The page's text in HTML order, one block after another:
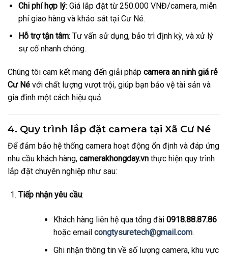
Chi phí hợp lý: Giá lắp đặt từ 250.000 VNĐ/camera, miễn
phí giao hàng và khảo sát tại Cư Né.
Hỗ trợ tận tâm: Tư vấn sử dụng, bảo trì định kỳ, và xử lý
sự cố nhanh chóng.
Chúng tôi cam kết mang đến giải pháp camera an ninh giá rẻ
Cư Né với chất lượng vượt trội, giúp bạn bảo vệ tài sản và
gia đình một cách hiệu quả.
4. Quy trình lắp đặt camera tại Xã Cư Né
Để đảm bảo hệ thống camera hoạt động ổn định và đáp ứng
nhu cầu khách hàng, camerakhongday.vn thực hiện quy trình
lắp đặt chuyên nghiệp như sau:
Tiếp nhận yêu cầu:
Khách hàng liên hệ qua tổng đài 0918.88.87.86
hoặc email congtysuretech@gmail.com.
Ghi nhận thông tin về số lượng camera, khu vực